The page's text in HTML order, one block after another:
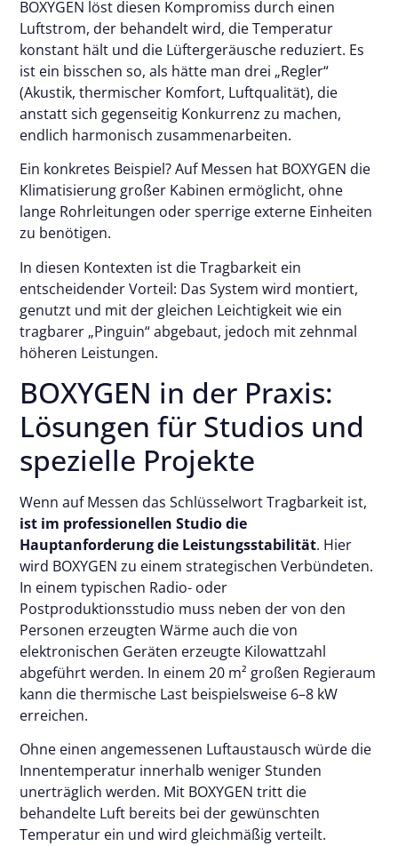
BOXYGEN löst diesen Kompromiss durch einen
Luftstrom, der behandelt wird, die Temperatur
konstant hält und die Lüftergeräusche reduziert. Es
ist ein bisschen so, als hätte man drei „Regler“
(Akustik, thermischer Komfort, Luftqualität), die
anstatt sich gegenseitig Konkurrenz zu machen,
endlich harmonisch zusammenarbeiten.
Ein konkretes Beispiel? Auf Messen hat BOXYGEN die
Klimatisierung großer Kabinen ermöglicht, ohne
lange Rohrleitungen oder sperrige externe Einheiten
zu benötigen.
In diesen Kontexten ist die Tragbarkeit ein
entscheidender Vorteil: Das System wird montiert,
genutzt und mit der gleichen Leichtigkeit wie ein
tragbarer „Pinguin“ abgebaut, jedoch mit zehnmal
höheren Leistungen.
BOXYGEN in der Praxis:
Lösungen für Studios und
spezielle Projekte
Wenn auf Messen das Schlüsselwort Tragbarkeit ist,
ist im professionellen Studio die
Hauptanforderung die Leistungsstabilität. Hier
wird BOXYGEN zu einem strategischen Verbündeten.
In einem typischen Radio- oder
Postproduktionsstudio muss neben der von den
Personen erzeugten Wärme auch die von
elektronischen Geräten erzeugte Kilowattzahl
abgeführt werden. In einem 20 m² großen Regieraum
kann die thermische Last beispielsweise 6–8 kW
erreichen.
Ohne einen angemessenen Luftaustausch würde die
Innentemperatur innerhalb weniger Stunden
unerträglich werden. Mit BOXYGEN tritt die
behandelte Luft bereits bei der gewünschten
Temperatur ein und wird gleichmäßig verteilt.